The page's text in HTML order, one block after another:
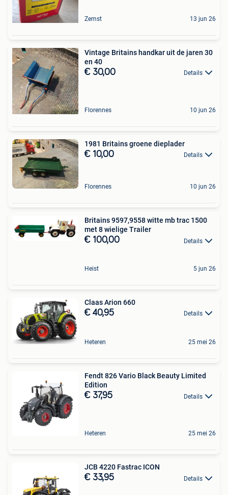
Zemst 13 jun 26
Vintage Britains handkar uit de jaren 30
en 40
€ 30,00 Details
Florennes 10 jun 26
1981 Britains groene dieplader
€ 10,00 Details
Florennes 10 jun 26
Britains 9597,9558 witte mb trac 1500
met 8 wielige Trailer
€ 100,00 Details
Heist 5 jun 26
Claas Arion 660
€ 40,95 Details
Heteren 25 mei 26
Fendt 826 Vario Black Beauty Limited
Edition
€ 37,95 Details
Heteren 25 mei 26
JCB 4220 Fastrac ICON
€ 33,95 Details